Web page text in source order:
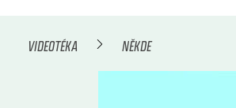
VIDEOTÉKA NĚKDE